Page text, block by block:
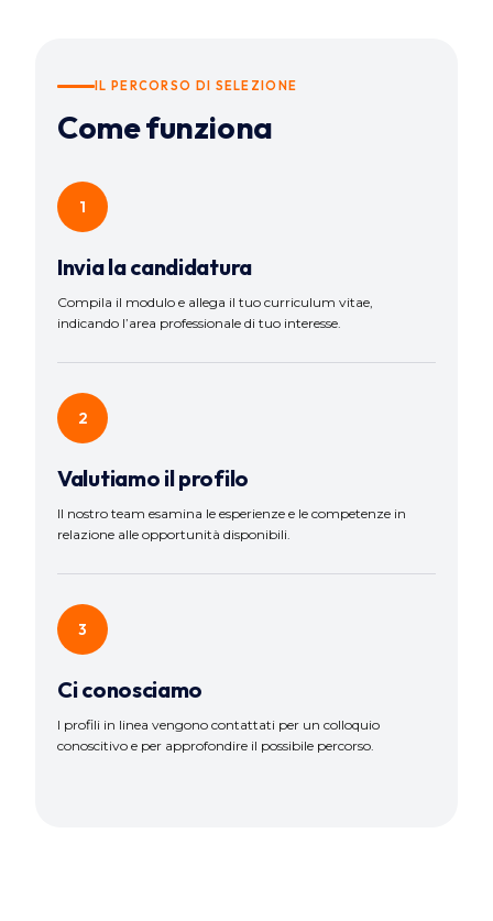
IL PERCORSO DI SELEZIONE
Come funziona
1
Invia la candidatura
Compila il modulo e allega il tuo curriculum vitae,
indicando l’area professionale di tuo interesse.
2
Valutiamo il profilo
Il nostro team esamina le esperienze e le competenze in
relazione alle opportunità disponibili.
3
Ci conosciamo
I profili in linea vengono contattati per un colloquio
conoscitivo e per approfondire il possibile percorso.